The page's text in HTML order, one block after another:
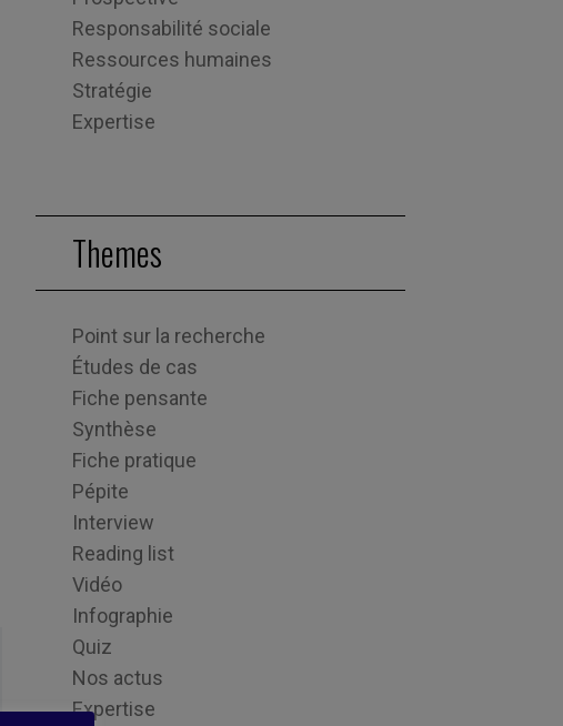
Responsabilité sociale
Ressources humaines
Stratégie
Expertise
Themes
Point sur la recherche
Études de cas
Fiche pensante
Synthèse
Fiche pratique
Pépite
Interview
Reading list
Vidéo
Infographie
Quiz
Nos actus
Expertise